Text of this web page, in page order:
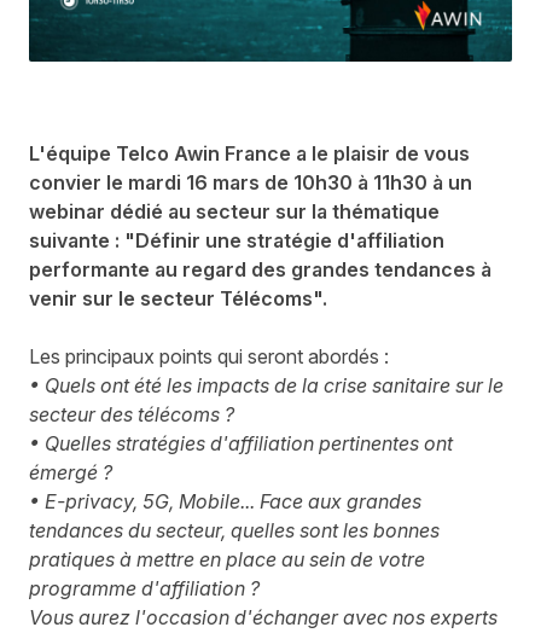
L'équipe Telco Awin France a le plaisir de vous
convier le mardi 16 mars de 10h30 à 11h30 à un
webinar dédié au secteur sur la thématique
suivante : "Définir une stratégie d'affiliation
performante au regard des grandes tendances à
venir sur le secteur Télécoms".
Les principaux points qui seront abordés :
• Quels ont été les impacts de la crise sanitaire sur le
secteur des télécoms ?
• Quelles stratégies d'affiliation pertinentes ont
émergé ?
• E-privacy, 5G, Mobile... Face aux grandes
tendances du secteur, quelles sont les bonnes
pratiques à mettre en place au sein de votre
programme d'affiliation ?
Vous aurez l'occasion d'échanger avec nos experts